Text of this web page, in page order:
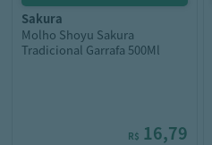
sakura
Molho Shoyu Sakura
Tradicional Garrafa 500Ml
R$ 16,79